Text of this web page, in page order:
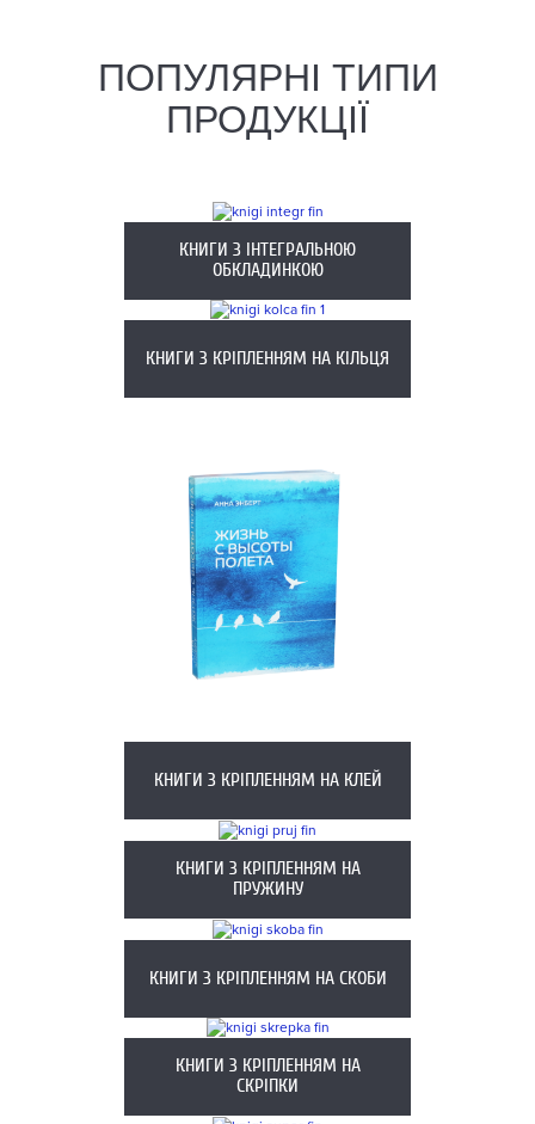
ПОПУЛЯРНІ ТИПИ
ПРОДУКЦІЇ
КНИГИ З ІНТЕГРАЛЬНОЮ
ОБКЛАДИНКОЮ
КНИГИ З КРІПЛЕННЯМ НА КІЛЬЦЯ
КНИГИ З КРІПЛЕННЯМ НА КЛЕЙ
КНИГИ З КРІПЛЕННЯМ НА
ПРУЖИНУ
КНИГИ З КРІПЛЕННЯМ НА СКОБИ
КНИГИ З КРІПЛЕННЯМ НА
СКРІПКИ